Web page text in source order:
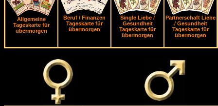
Allgemeine
Tageskarte für
übermorgen
Beruf / Finanzen
Tageskarte für
übermorgen
Single Liebe /
Gesundheit
Tageskarte für
übermorgen
Partnerschaft Liebe
/ Gesundheit
Tageskarte für
übermorgen